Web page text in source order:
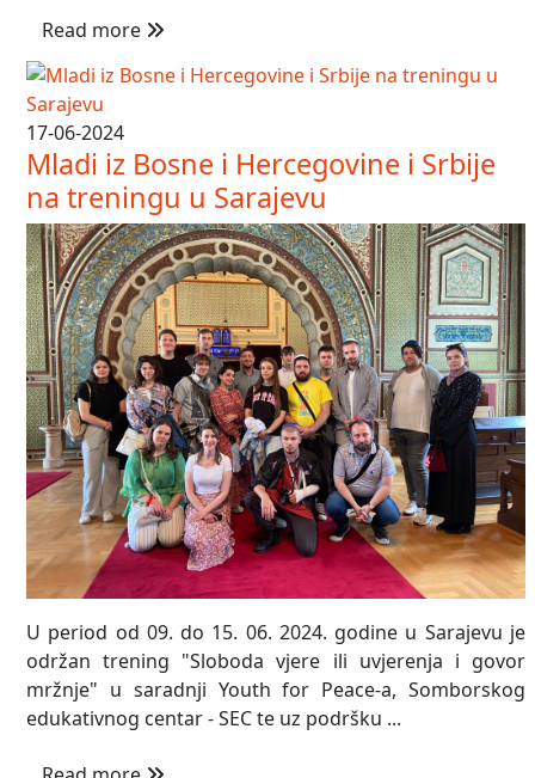
Read more
17-06-2024
Mladi iz Bosne i Hercegovine i Srbije
na treningu u Sarajevu
U period od 09. do 15. 06. 2024. godine u Sarajevu je
održan trening "Sloboda vjere ili uvjerenja i govor
mržnje" u saradnji Youth for Peace-a, Somborskog
edukativnog centar - SEC te uz podršku ...